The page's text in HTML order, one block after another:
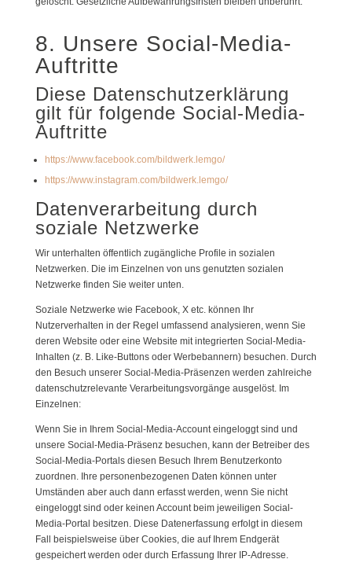
8. Unsere Social-Media-
Auftritte
Diese Datenschutzerklärung
gilt für folgende Social-Media-
Auftritte
https://www.facebook.com/bildwerk.lemgo/
https://www.instagram.com/bildwerk.lemgo/
Datenverarbeitung durch
soziale Netzwerke
Wir unterhalten öffentlich zugängliche Profile in sozialen
Netzwerken. Die im Einzelnen von uns genutzten sozialen
Netzwerke finden Sie weiter unten.
Soziale Netzwerke wie Facebook, X etc. können Ihr
Nutzerverhalten in der Regel umfassend analysieren, wenn Sie
deren Website oder eine Website mit integrierten Social-Media-
Inhalten (z. B. Like-Buttons oder Werbebannern) besuchen. Durch
den Besuch unserer Social-Media-Präsenzen werden zahlreiche
datenschutzrelevante Verarbeitungsvorgänge ausgelöst. Im
Einzelnen:
Wenn Sie in Ihrem Social-Media-Account eingeloggt sind und
unsere Social-Media-Präsenz besuchen, kann der Betreiber des
Social-Media-Portals diesen Besuch Ihrem Benutzerkonto
zuordnen. Ihre personenbezogenen Daten können unter
Umständen aber auch dann erfasst werden, wenn Sie nicht
eingeloggt sind oder keinen Account beim jeweiligen Social-
Media-Portal besitzen. Diese Datenerfassung erfolgt in diesem
Fall beispielsweise über Cookies, die auf Ihrem Endgerät
gespeichert werden oder durch Erfassung Ihrer IP-Adresse.